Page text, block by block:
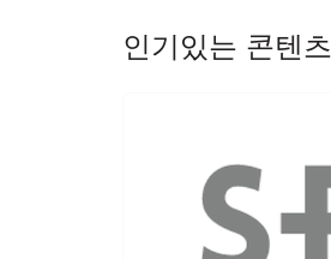
인기있는 콘텐츠